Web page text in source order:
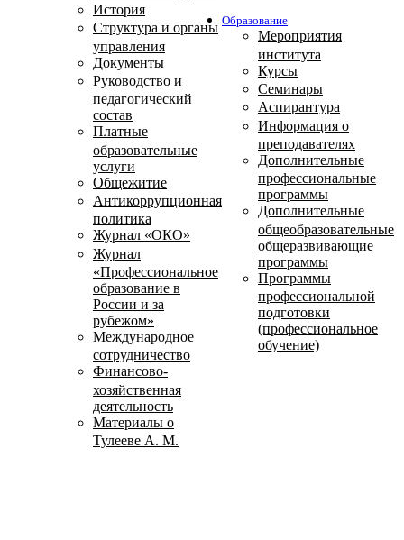
История
Структура и органы
управления
Документы
Руководство и
педагогический
состав
Платные
образовательные
услуги
Общежитие
Антикоррупционная
политика
Журнал «ОКО»
Журнал
«Профессиональное
образование в
России и за
рубежом»
Международное
сотрудничество
Финансово-
хозяйственная
деятельность
Материалы о
Тулееве А. М.
Образование
Мероприятия
института
Курсы
Семинары
Аспирантура
Информация о
преподавателях
Дополнительные
профессиональные
программы
Дополнительные
общеобразовательные
общеразвивающие
программы
Программы
профессиональной
подготовки
(профессиональное
обучение)